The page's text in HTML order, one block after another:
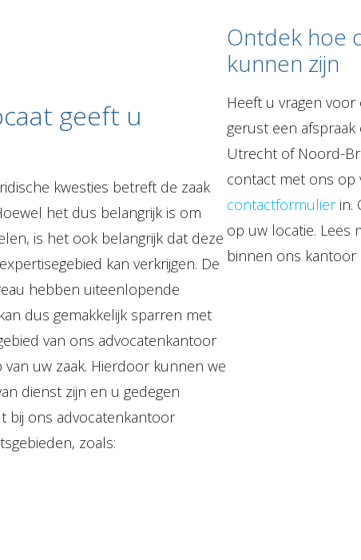
geeft u
kwesties betreft de zaak
het dus belangrijk is om
is het ook belangrijk dat deze
kan verkrijgen. De
hebben uiteenlopende
dus gemakkelijk sparren met
van ons advocatenkantoor
uw zaak. Hierdoor kunnen we
dienst zijn en u gedegen
bij ons advocatenkantoor
zoals:
Ontdek hoe
kunnen zijn
Heeft u vragen
gerust een
Utrecht of Noord-
contact met ons op
contactformulierin.
op uw locatie. Lees
binnen ons